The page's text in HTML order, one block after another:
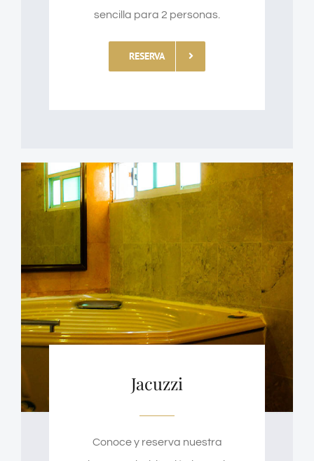
sencilla para 2 personas.
RESERVA
Jacuzzi
Conoce y reserva nuestra